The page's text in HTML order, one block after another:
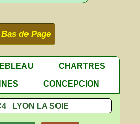
Bas de Page
CHARTRES
CONCEPCION
LYON LA SOIE